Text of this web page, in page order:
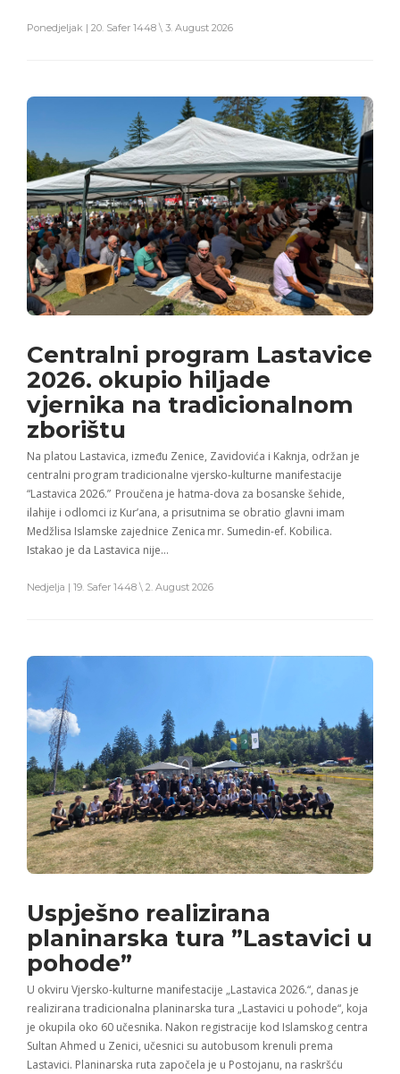
Ponedjeljak | 20. Safer 1448 \ 3. August 2026
Centralni program Lastavice
2026. okupio hiljade
vjernika na tradicionalnom
zborištu
Na platou Lastavica, između Zenice, Zavidovića i Kaknja, održan je
centralni program tradicionalne vjersko-kulturne manifestacije
“Lastavica 2026.” Proučena je hatma-dova za bosanske šehide,
ilahije i odlomci iz Kur’ana, a prisutnima se obratio glavni imam
Medžlisa Islamske zajednice Zenica mr. Sumedin-ef. Kobilica.
Istakao je da Lastavica nije…
Nedjelja | 19. Safer 1448 \ 2. August 2026
Uspješno realizirana
planinarska tura ”Lastavici u
pohode”
U okviru Vjersko-kulturne manifestacije „Lastavica 2026.“, danas je
realizirana tradicionalna planinarska tura „Lastavici u pohode“, koja
je okupila oko 60 učesnika. Nakon registracije kod Islamskog centra
Sultan Ahmed u Zenici, učesnici su autobusom krenuli prema
Lastavici. Planinarska ruta započela je u Postojanu, na raskršću